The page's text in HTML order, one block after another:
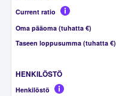
Current ratio
Oma pääoma (tuhatta €)
Taseen loppusumma (tuhatta €)
HENKILÖSTÖ
Henkilöstö